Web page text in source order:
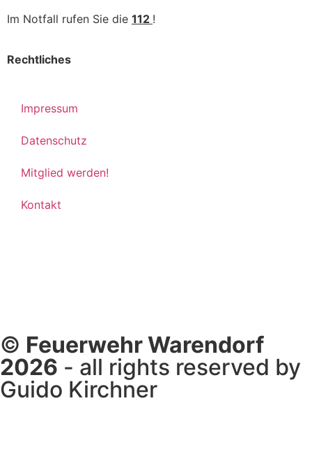
Im Notfall rufen Sie die 112 !
Rechtliches
Impressum
Datenschutz
Mitglied werden!
Kontakt
© Feuerwehr Warendorf
2026 - all rights reserved by
Guido Kirchner